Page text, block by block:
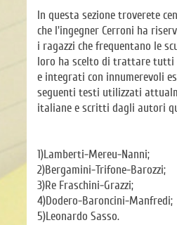
In questa sezione troverete
che l'ingegner Cerroni ha
i ragazzi che frequentano le
loro ha scelto di trattare tutti
e integrati con innumerevoli
seguenti testi utilizzati
italiane e scritti dagli autori
1)Lamberti-Mereu-Nanni;
2)Bergamini-Trifone-Barozzi;
3)Re Fraschini-Grazzi;
4)Dodero-Baroncini-Manfredi;
5)Leonardo Sasso.